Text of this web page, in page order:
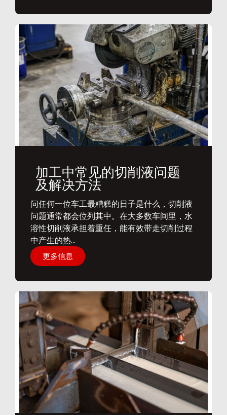
加工中常见的切削液问题
及解决方法
问任何一位车工最糟糕的日子是什么，切削液
问题通常都会位列其中。在大多数车间里，水
溶性切削液承担着重任，能有效带走切削过程
中产生的热...
更多信息